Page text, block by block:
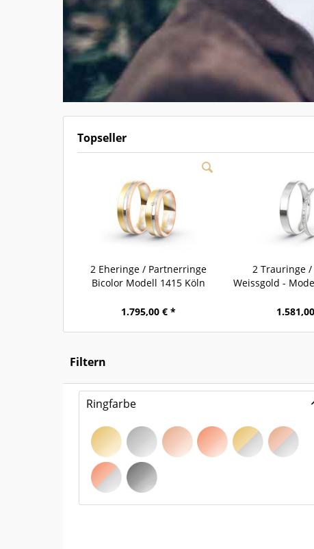
Topseller
2 Eheringe / Partnerringe
Bicolor Modell 1415 Köln
1.795,00 € *
2 Trauringe
Weissgold -
Filtern
Ringfarbe